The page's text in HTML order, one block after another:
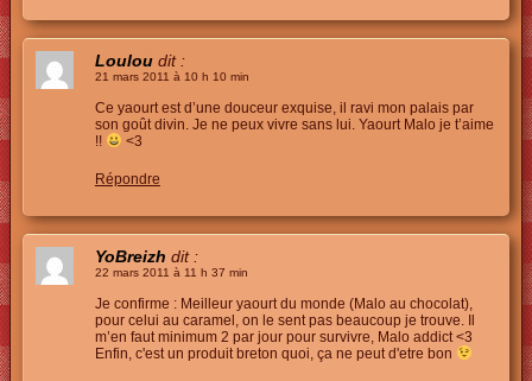
Loulou dit :
21 mars 2011 à 10 h 10 min
Ce yaourt est d’une douceur exquise, il ravi mon palais par
son goût divin. Je ne peux vivre sans lui. Yaourt Malo je t’aime
!!
<3
Répondre
YoBreizh dit :
22 mars 2011 à 11 h 37 min
Je confirme : Meilleur yaourt du monde (Malo au chocolat),
pour celui au caramel, on le sent pas beaucoup je trouve. Il
m’en faut minimum 2 par jour pour survivre, Malo addict <3
Enfin, c'est un produit breton quoi, ça ne peut d'etre bon